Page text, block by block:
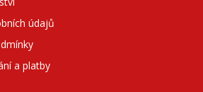
údajů
a platby